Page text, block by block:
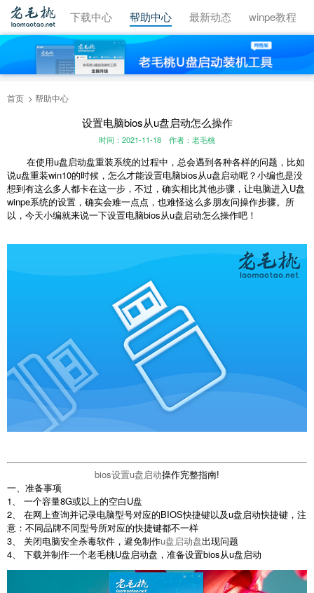
视频教程 下载中心 帮助中心 最新动态 winpe教程
首页 帮助中心
设置电脑bios从u盘启动怎么操作
时间：2021-11-18 作者：老毛桃
在使用u盘启动盘重装系统的过程中，总会遇到各种各样的问题，比如
说u盘重装win10的时候，怎么才能设置电脑bios从u盘启动呢？小编也是没
想到有这么多人都卡在这一步，不过，确实相比其他步骤，让电脑进入U盘
winpe系统的设置，确实会难一点点，也难怪这么多朋友问操作步骤。所
以，今天小编就来说一下设置电脑bios从u盘启动怎么操作吧！
bios设置u盘启动操作完整指南!
一、准备事项
1、 一个容量8G或以上的空白U盘
2、 在网上查询并记录电脑型号对应的BIOS快捷键以及u盘启动快捷键，注
意：不同品牌不同型号所对应的快捷键都不一样
3、 关闭电脑安全杀毒软件，避免制作u盘启动盘出现问题
4、 下载并制作一个老毛桃U盘启动盘，准备设置bios从u盘启动